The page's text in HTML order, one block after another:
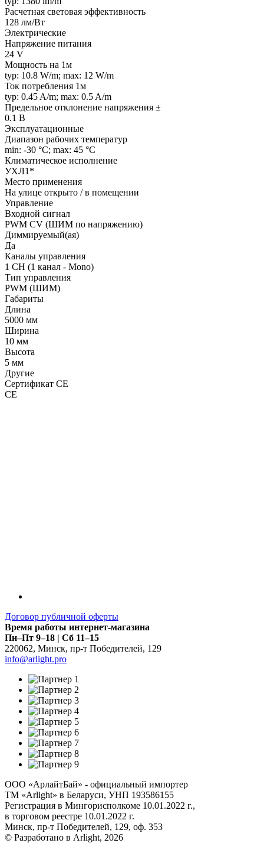
Расчетная световая эффективность
128 лм/Вт
Электрические
Напряжение питания
24 V
Мощность на 1м
typ: 10.8 W/m; max: 12 W/m
Ток потребления 1м
typ: 0.45 A/m; max: 0.5 A/m
Предельное отклонение напряжения ±
0.1 В
Эксплуатационные
Диапазон рабочих температур
min: -30 °C; max: 45 °C
Климатическое исполнение
УХЛ1*
Место применения
На улице открыто / в помещении
Управление
Входной сигнал
PWM СV (ШИМ по напряжению)
Диммируемый(ая)
Да
Каналы управления
1 CH (1 канал - Mono)
Тип управления
PWM (ШИМ)
Габариты
Длина
5000 мм
Ширина
10 мм
Высота
5 мм
Другие
Сертификат CE
CE
Договор публичной оферты
Время работы интернет-магазина
Пн–Пт 9–18 | Сб 11–15
220062, Минск, пр-т Победителей, 129
info@arlight.pro
ООО «АрлайтБай» - официальный импортер
ТМ «Arlight» в Беларуси, УНП 193586155
Регистрация в Мингорисполкоме 10.01.2022 г.,
в торговом реестре 10.01.2022 г.
Минск, пр-т Победителей, 129, оф. 353
© Разработано в Arlight, 2026